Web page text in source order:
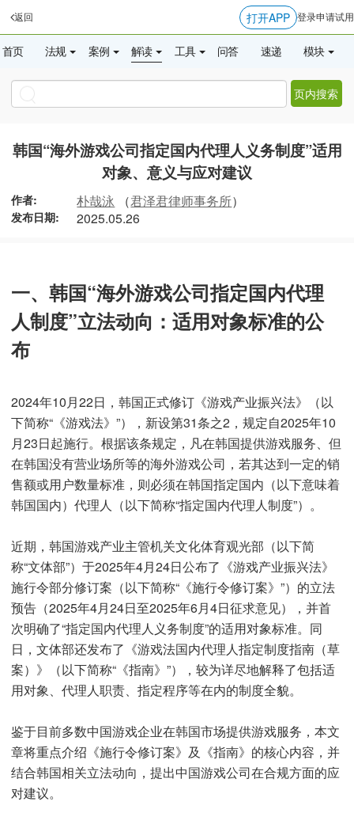
返回 打开APP 登录申请试用
首页 法规 案例 解读 工具 问答 速递 模块
页内搜索
韩国“海外游戏公司指定国内代理人义务制度”适用
对象、意义与应对建议
作者: 朴哉泳 （君泽君律师事务所）
发布日期: 2025.05.26
一、韩国“海外游戏公司指定国内代理
人制度”立法动向：适用对象标准的公
布
2024年10月22日，韩国正式修订《游戏产业振兴法》（以
下简称“《游戏法》”），新设第31条之2，规定自2025年10
月23日起施行。根据该条规定，凡在韩国提供游戏服务、但
在韩国没有营业场所等的海外游戏公司，若其达到一定的销
售额或用户数量标准，则必须在韩国指定国内（以下意味着
韩国国内）代理人（以下简称“指定国内代理人制度”）。
近期，韩国游戏产业主管机关文化体育观光部（以下简
称“文体部”）于2025年4月24日公布了《游戏产业振兴法》
施行令部分修订案（以下简称“《施行令修订案》”）的立法
预告（2025年4月24日至2025年6月4日征求意见），并首
次明确了“指定国内代理人义务制度”的适用对象标准。同
日，文体部还发布了《游戏法国内代理人指定制度指南（草
案）》（以下简称“《指南》”），较为详尽地解释了包括适
用对象、代理人职责、指定程序等在内的制度全貌。
鉴于目前多数中国游戏企业在韩国市场提供游戏服务，本文
章将重点介绍《施行令修订案》及《指南》的核心内容，并
结合韩国相关立法动向，提出中国游戏公司在合规方面的应
对建议。